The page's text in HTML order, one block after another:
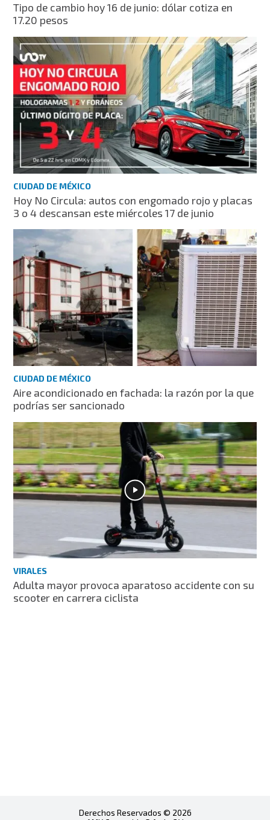
Tipo de cambio hoy 16 de junio: dólar cotiza en
17.20 pesos
CIUDAD DE MÉXICO
Hoy No Circula: autos con engomado rojo y placas
3 o 4 descansan este miércoles 17 de junio
CIUDAD DE MÉXICO
Aire acondicionado en fachada: la razón por la que
podrías ser sancionado
VIRALES
Adulta mayor provoca aparatoso accidente con su
scooter en carrera ciclista
Derechos Reservados © 2026